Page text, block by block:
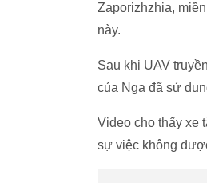
Zaporizhzhia,
này.
Sau khi UAV
của Nga đã sử
Video cho thấy xe
sự việc không